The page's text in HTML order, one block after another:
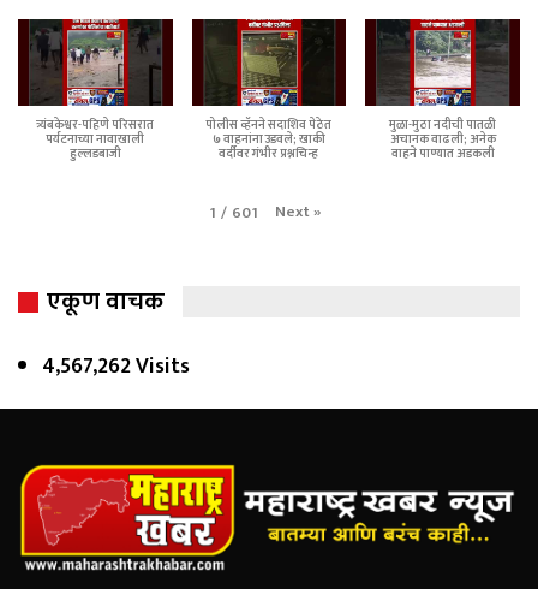
त्र्यंबकेश्वर-पहिणे परिसरात
पर्यटनाच्या नावाखाली
हुल्लडबाजी
पोलीस व्हॅनने सदाशिव पेठेत
७ वाहनांना उडवले; खाकी
वर्दीवर गंभीर प्रश्नचिन्ह
मुळा-मुठा नदीची पातळी
अचानक वाढली; अनेक
वाहने पाण्यात अडकली
1 / 601 Next»
एकूण वाचक
4,567,262 Visits